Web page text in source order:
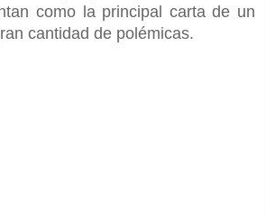
como la principal carta de un
cantidad de polémicas.